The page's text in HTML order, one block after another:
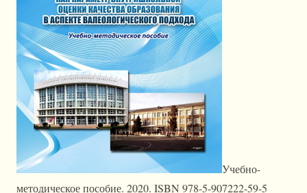
Учебно-
методическое пособие. 2020. ISBN 978-5-907222-59-5